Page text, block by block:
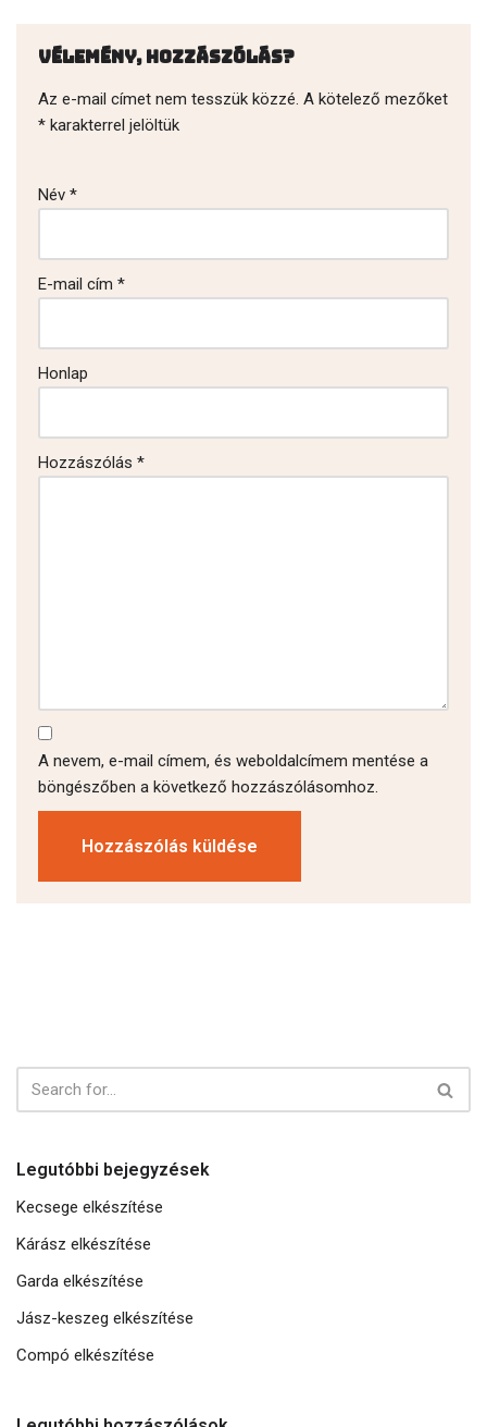
Vélemény, hozzászólás?
Az e-mail címet nem tesszük közzé. A kötelező mezőket
* karakterrel jelöltük
Név *
E-mail cím *
Honlap
Hozzászólás *
A nevem, e-mail címem, és weboldalcímem mentése a
böngészőben a következő hozzászólásomhoz.
Legutóbbi bejegyzések
Kecsege elkészítése
Kárász elkészítése
Garda elkészítése
Jász-keszeg elkészítése
Compó elkészítése